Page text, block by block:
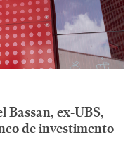
Bassan, ex-UBS,
de investimento